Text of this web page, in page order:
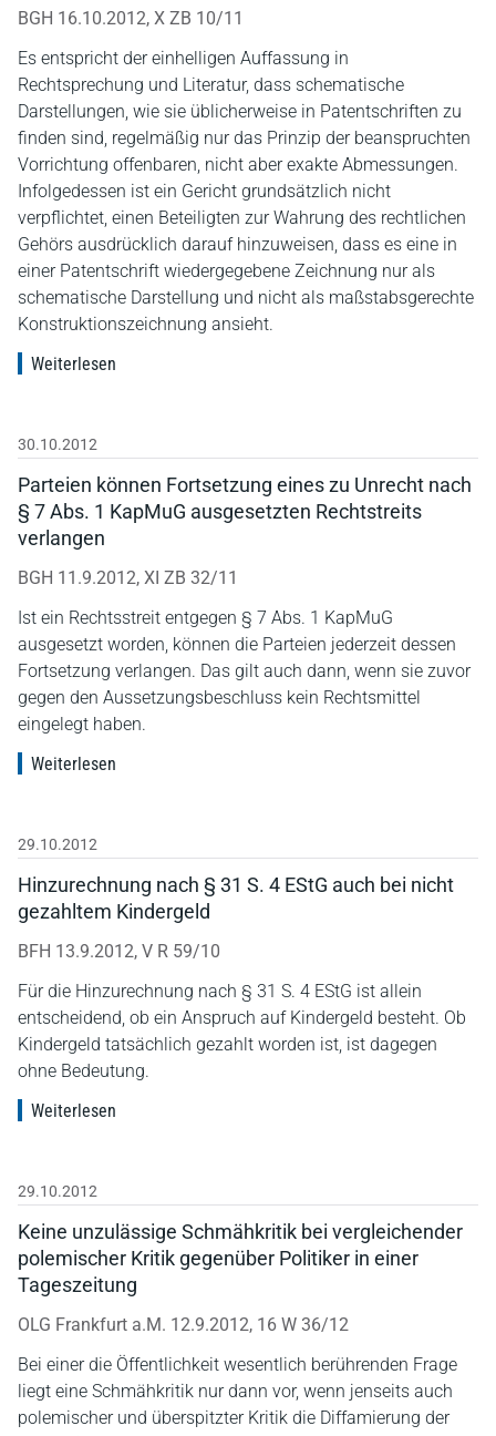
BGH 16.10.2012, X ZB 10/11
Es entspricht der einhelligen Auffassung in
Rechtsprechung und Literatur, dass schematische
Darstellungen, wie sie üblicherweise in Patentschriften zu
finden sind, regelmäßig nur das Prinzip der beanspruchten
Vorrichtung offenbaren, nicht aber exakte Abmessungen.
Infolgedessen ist ein Gericht grundsätzlich nicht
verpflichtet, einen Beteiligten zur Wahrung des rechtlichen
Gehörs ausdrücklich darauf hinzuweisen, dass es eine in
einer Patentschrift wiedergegebene Zeichnung nur als
schematische Darstellung und nicht als maßstabsgerechte
Konstruktionszeichnung ansieht.
Weiterlesen
30.10.2012
Parteien können Fortsetzung eines zu Unrecht nach
§ 7 Abs. 1 KapMuG ausgesetzten Rechtstreits
verlangen
BGH 11.9.2012, XI ZB 32/11
Ist ein Rechtsstreit entgegen § 7 Abs. 1 KapMuG
ausgesetzt worden, können die Parteien jederzeit dessen
Fortsetzung verlangen. Das gilt auch dann, wenn sie zuvor
gegen den Aussetzungsbeschluss kein Rechtsmittel
eingelegt haben.
Weiterlesen
29.10.2012
Hinzurechnung nach § 31 S. 4 EStG auch bei nicht
gezahltem Kindergeld
BFH 13.9.2012, V R 59/10
Für die Hinzurechnung nach § 31 S. 4 EStG ist allein
entscheidend, ob ein Anspruch auf Kindergeld besteht. Ob
Kindergeld tatsächlich gezahlt worden ist, ist dagegen
ohne Bedeutung.
Weiterlesen
29.10.2012
Keine unzulässige Schmähkritik bei vergleichender
polemischer Kritik gegenüber Politiker in einer
Tageszeitung
OLG Frankfurt a.M. 12.9.2012, 16 W 36/12
Bei einer die Öffentlichkeit wesentlich berührenden Frage
liegt eine Schmähkritik nur dann vor, wenn jenseits auch
polemischer und überspitzter Kritik die Diffamierung der